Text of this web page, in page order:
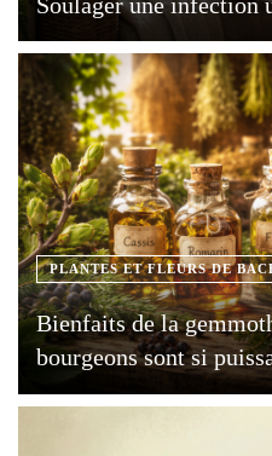
PLANTES ET FLEURS DE
Bienfaits de la
bourgeons sont si